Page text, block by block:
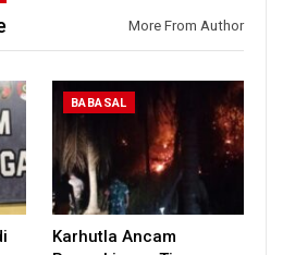
More From Author
BABASAL
Karhutla Ancam